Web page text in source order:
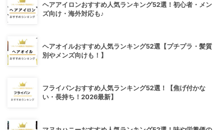
ヘアアイロンおすすめ人気ランキング52選！初心者・メン
ズ向け・海外対応も♪
ヘアオイルおすすめ人気ランキング52選【プチプラ・髪質
別やメンズ向けも！】
フライパンおすすめ人気ランキング52選！【焦げ付かな
い・長持ち！2026最新】